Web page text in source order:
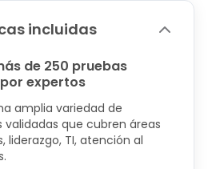
incluidas
de 250 pruebas
expertos
amplia variedad de
validadas que cubren áreas
liderazgo, TI, atención al